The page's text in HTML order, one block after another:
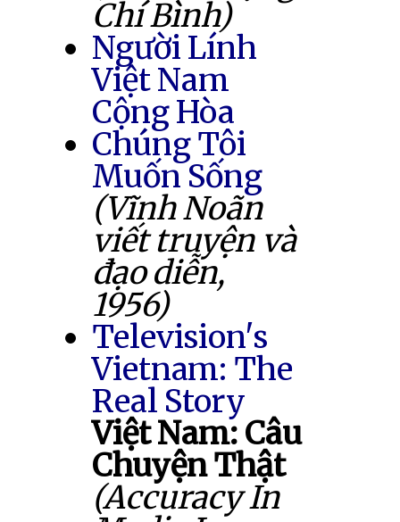
Chí Bình)
Người Lính
Việt Nam
Cộng Hòa
Chúng Tôi
Muốn Sống
(Vĩnh Noãn
viết truyện và
đạo diễn,
1956)
Television's
Vietnam: The
Real Story
Việt Nam: Câu
Chuyện Thật
(Accuracy In